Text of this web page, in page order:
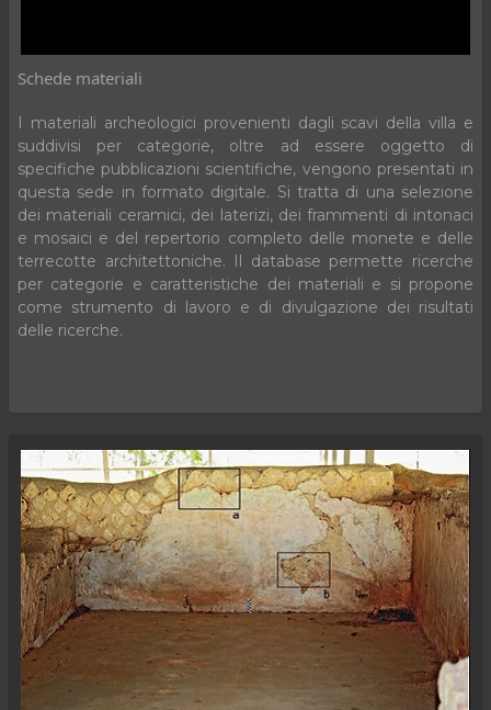
Schede materiali
I materiali archeologici provenienti dagli scavi della villa e
suddivisi per categorie, oltre ad essere oggetto di
specifiche pubblicazioni scientifiche, vengono presentati in
questa sede in formato digitale. Si tratta di una selezione
dei materiali ceramici, dei laterizi, dei frammenti di intonaci
e mosaici e del repertorio completo delle monete e delle
terrecotte architettoniche. Il database permette ricerche
per categorie e caratteristiche dei materiali e si propone
come strumento di lavoro e di divulgazione dei risultati
delle ricerche.